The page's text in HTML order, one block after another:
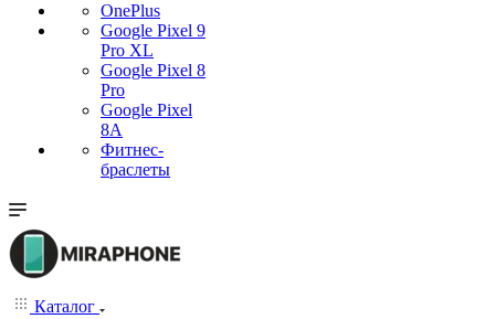
OnePlus
Google Pixel 9
Pro XL
Google Pixel 8
Pro
Google Pixel
8A
Фитнес-
браслеты
Каталог